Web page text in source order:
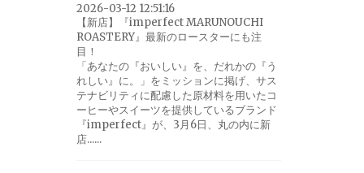
2026-03-12 12:51:16
【新店】『imperfect MARUNOUCHI
ROASTERY』最新のロースターにも注
目！
「あなたの『おいしい』を、だれかの『う
れしい』に。」をミッションに掲げ、サス
テナビリティに配慮した原材料を用いたコ
ーヒーやスイーツを提供しているブランド
『imperfect』が、3月6日、丸の内に新
店......